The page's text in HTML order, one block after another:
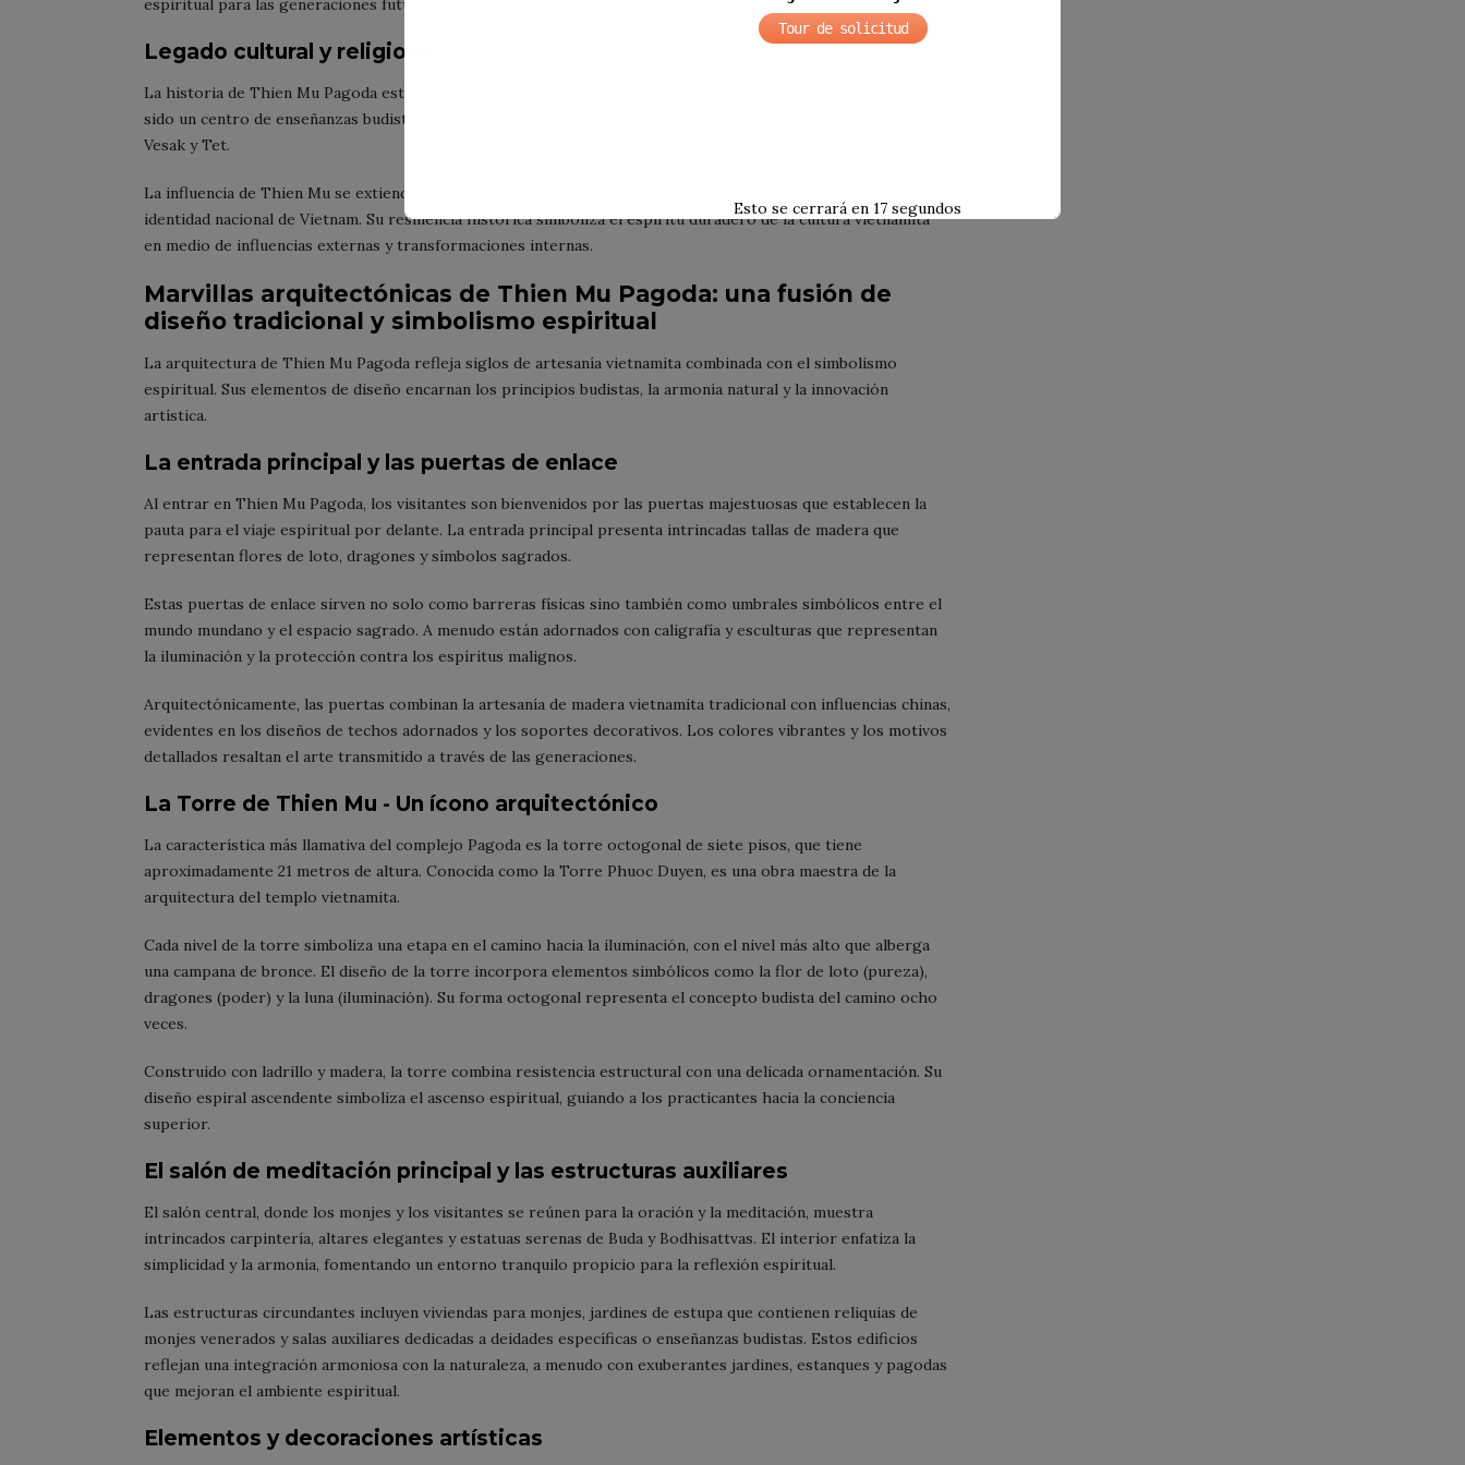
espiritual para las generaciones futuras.
Legado cultural y religioso
La historia de Thien Mu Pagoda está profundamente entrelazada con la identidad espiritual de Vietnam. Ha
sido un centro de enseñanzas budistas, retiros de meditación y celebraciones culturales como los festivales de
Vesak y Tet.
La influencia de Thien Mu se extiende más allá de los límites religiosos, contribuyendo significativamente a la
identidad nacional de Vietnam. Su resiliencia histórica simboliza el espíritu duradero de la cultura vietnamita
en medio de influencias externas y transformaciones internas.
Marvillas arquitectónicas de Thien Mu Pagoda: una fusión de
diseño tradicional y simbolismo espiritual
La arquitectura de Thien Mu Pagoda refleja siglos de artesanía vietnamita combinada con el simbolismo
espiritual. Sus elementos de diseño encarnan los principios budistas, la armonía natural y la innovación
artística.
La entrada principal y las puertas de enlace
Al entrar en Thien Mu Pagoda, los visitantes son bienvenidos por las puertas majestuosas que establecen la
pauta para el viaje espiritual por delante. La entrada principal presenta intrincadas tallas de madera que
representan flores de loto, dragones y símbolos sagrados.
Estas puertas de enlace sirven no solo como barreras físicas sino también como umbrales simbólicos entre el
mundo mundano y el espacio sagrado. A menudo están adornados con caligrafía y esculturas que representan
la iluminación y la protección contra los espíritus malignos.
Arquitectónicamente, las puertas combinan la artesanía de madera vietnamita tradicional con influencias chinas,
evidentes en los diseños de techos adornados y los soportes decorativos. Los colores vibrantes y los motivos
detallados resaltan el arte transmitido a través de las generaciones.
La Torre de Thien Mu - Un ícono arquitectónico
La característica más llamativa del complejo Pagoda es la torre octogonal de siete pisos, que tiene
aproximadamente 21 metros de altura. Conocida como la Torre Phuoc Duyen, es una obra maestra de la
arquitectura del templo vietnamita.
Cada nivel de la torre simboliza una etapa en el camino hacia la iluminación, con el nivel más alto que alberga
una campana de bronce. El diseño de la torre incorpora elementos simbólicos como la flor de loto (pureza),
dragones (poder) y la luna (iluminación). Su forma octogonal representa el concepto budista del camino ocho
veces.
Construido con ladrillo y madera, la torre combina resistencia estructural con una delicada ornamentación. Su
diseño espiral ascendente simboliza el ascenso espiritual, guiando a los practicantes hacia la conciencia
superior.
El salón de meditación principal y las estructuras auxiliares
El salón central, donde los monjes y los visitantes se reúnen para la oración y la meditación, muestra
intrincados carpintería, altares elegantes y estatuas serenas de Buda y Bodhisattvas. El interior enfatiza la
simplicidad y la armonía, fomentando un entorno tranquilo propicio para la reflexión espiritual.
Las estructuras circundantes incluyen viviendas para monjes, jardines de estupa que contienen reliquias de
monjes venerados y salas auxiliares dedicadas a deidades específicas o enseñanzas budistas. Estos edificios
reflejan una integración armoniosa con la naturaleza, a menudo con exuberantes jardines, estanques y pagodas
que mejoran el ambiente espiritual.
Elementos y decoraciones artísticas
Tour de solicitud
Esto se cerrará en 16 segundos